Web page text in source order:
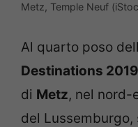
Metz, Temple Neuf
Al quarto poso
Destinations 2019
di Metz, nel nord-
del